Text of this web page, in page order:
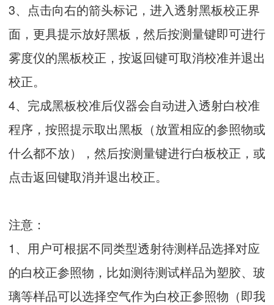
3、点击向右的箭头标记，进入透射黑板校正界
面，更具提示放好黑板，然后按测量键即可进行
雾度仪的黑板校正，按返回键可取消校准并退出
校正。
4、完成黑板校准后仪器会自动进入透射白校准
程序，按照提示取出黑板（放置相应的参照物或
什么都不放），然后按测量键进行白板校正，或
点击返回键取消并退出校正。
注意：
1、用户可根据不同类型透射待测样品选择对应
的白校正参照物，比如测待测试样品为塑胶、玻
璃等样品可以选择空气作为白校正参照物（即我